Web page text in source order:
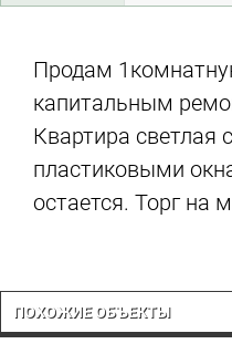
Продам
капитальным
Квартира светлая
пластиковыми
остается. Торг на
ПОХОЖИЕ ОБЪЕКТЫ